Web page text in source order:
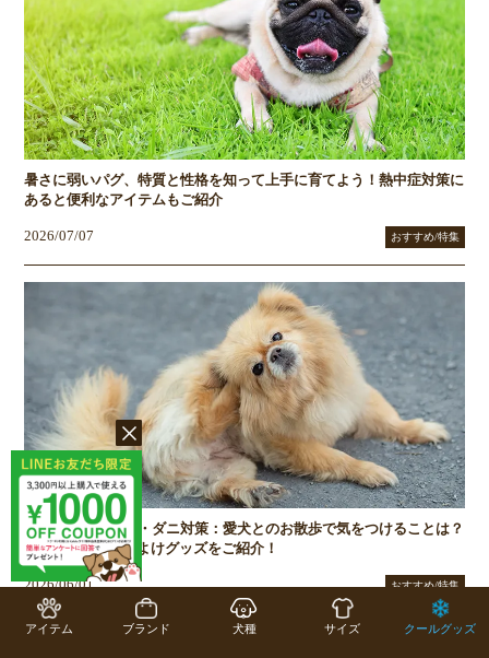
アイテム ブランド 犬種 サイズ クールグッズ
暑さに弱いパグ、特質と性格を知って上手に育てよう！熱中症対策に
あると便利なアイテムもご紹介
2026/07/07 おすすめ/特集
梅雨から秋のノミ・ダニ対策：愛犬とのお散歩で気をつけることは？
Caluluの犬服と虫よけグッズをご紹介！
2026/06/01 おすすめ/特集